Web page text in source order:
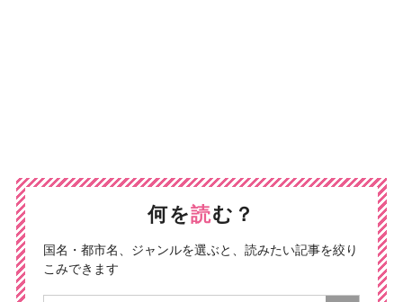
何を読む？
国名・都市名、ジャンルを選ぶと、読みたい記事を絞り
こみできます